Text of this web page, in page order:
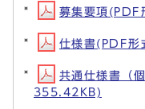
募集要項
仕様書(PDF
共通仕様書（
355.42KB)